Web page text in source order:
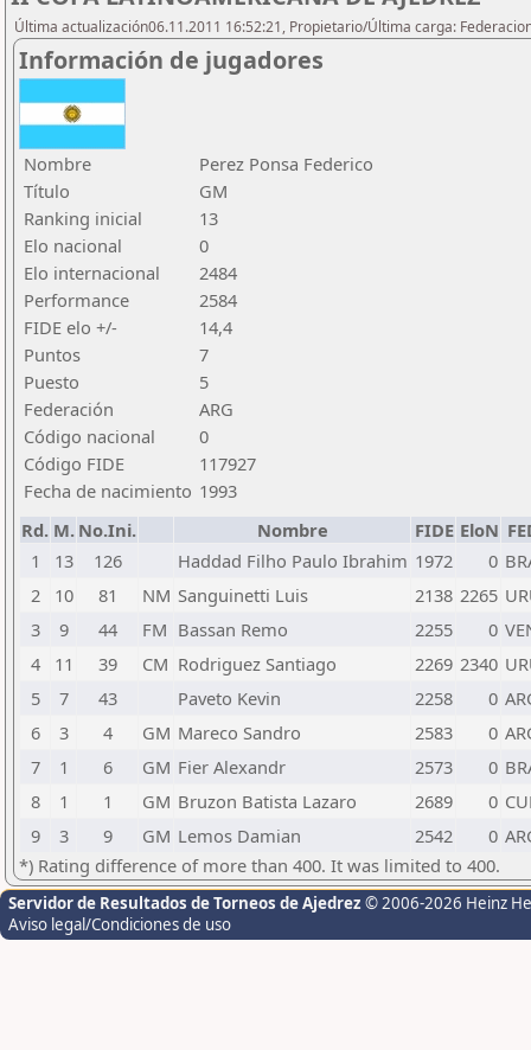
Última actualización06.11.2011 16:52:21, Propietario/Última carga:
Información de jugadores
Nombre
Perez Ponsa Federico
Título
GM
Ranking inicial
13
Elo nacional
0
Elo internacional
2484
Performance
2584
FIDE elo +/-
14,4
Puntos
7
Puesto
5
Federación
ARG
Código nacional
0
Código FIDE
117927
Fecha de nacimiento 1993
Rd. M. No.Ini. Nombre FIDE EloN
1
13 126 Haddad Filho Paulo Ibrahim 1972 0
2
10 81 NM Sanguinetti Luis 2138 2265
3
9 44 FM Bassan Remo 2255 0
4
11 39 CM Rodriguez Santiago 2269 2340
5
7 43 Paveto Kevin 2258 0
6
3 4 GM Mareco Sandro 2583 0
7
1 6 GM Fier Alexandr 2573 0
8
1 1 GM Bruzon Batista Lazaro 2689 0
9
3 9 GM Lemos Damian 2542 0
*) Rating difference of more than 400. It was limited to 400.
Servidor de Resultados de Torneos de Ajedrez © 2006-2026 Heinz
Aviso legal/Condiciones de uso